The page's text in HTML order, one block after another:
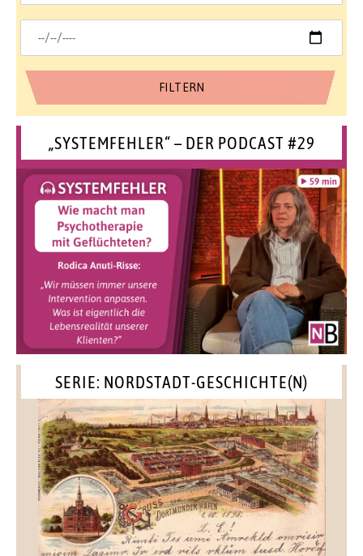
„SYSTEMFEHLER“ – DER PODCAST #29
SERIE: NORDSTADT-GESCHICHTE(N)